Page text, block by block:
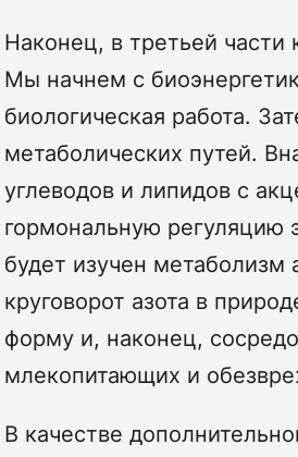
Наконец, в третьей
Мы начнем с
биологическая работа.
метаболических путей.
углеводов и липидов с
гормональную регуляцию
будет изучен
круговорот азота в
форму и, наконец,
млекопитающих и
В качестве